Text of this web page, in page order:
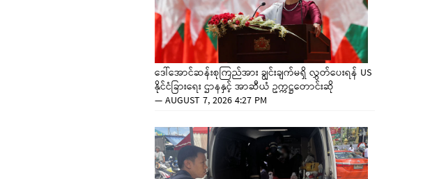
ဒေါ်အောင်ဆန်းစုကြည်အား ချွင်းချက်မရှိ လွှတ်ပေးရန် US
နိုင်ငံခြားရေး ဌာနနှင့် အာဆီယံ ဥက္ကဋ္ဌတောင်းဆို
—AUGUST 7, 2026 4:27 PM